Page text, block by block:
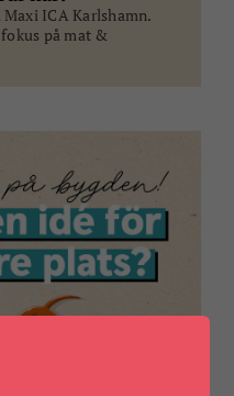
ICA Karlshamn.
på mat &